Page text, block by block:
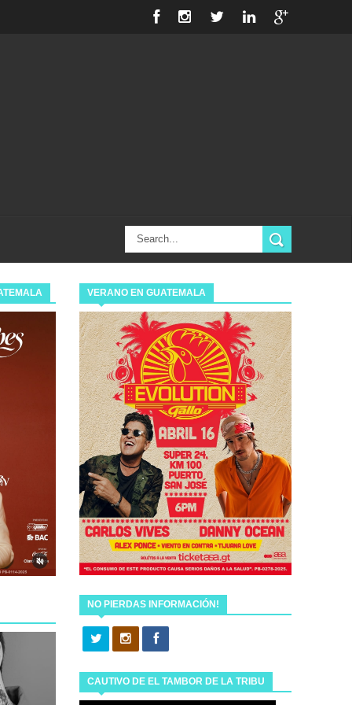
VERANO EN GUATEMALA
NO PIERDAS INFORMACIÓN!
CAUTIVO DE EL TAMBOR DE LA TRIBU